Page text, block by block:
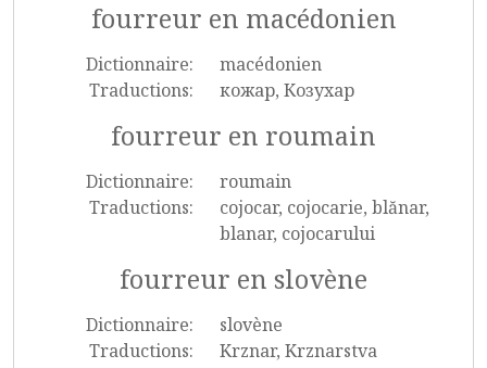
fourreur en macédonien
Dictionnaire:
macédonien
Traductions:
кожар, Козухар
fourreur en roumain
Dictionnaire:
roumain
Traductions:
cojocar, cojocarie, blănar,
blanar, cojocarului
fourreur en slovène
Dictionnaire:
slovène
Traductions:
Krznar, Krznarstva